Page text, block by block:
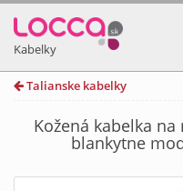
Kabelky
Talianske kabelky
Kožená kabelka
blankytne